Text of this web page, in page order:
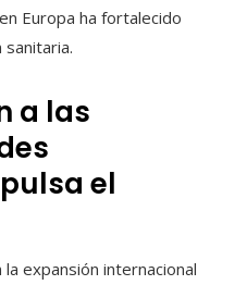
Europa ha fortalecido
a las
el
expansión internacional